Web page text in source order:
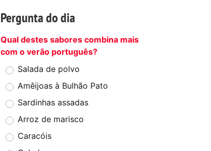
Pergunta do dia
Qual destes sabores combina mais
com o verão português?
Salada de polvo
Amêijoas à Bulhão Pato
Sardinhas assadas
Arroz de marisco
Caracóis